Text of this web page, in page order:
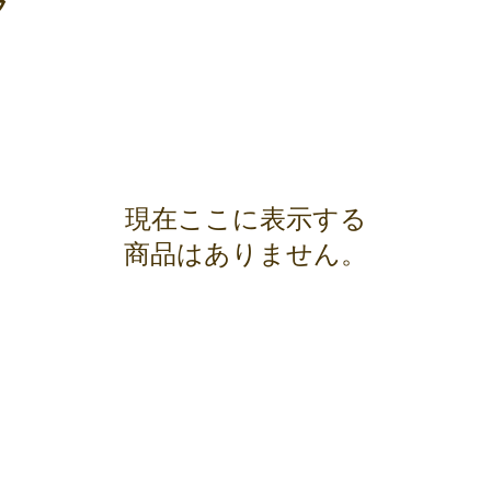
現在ここに表示する
商品はありません。